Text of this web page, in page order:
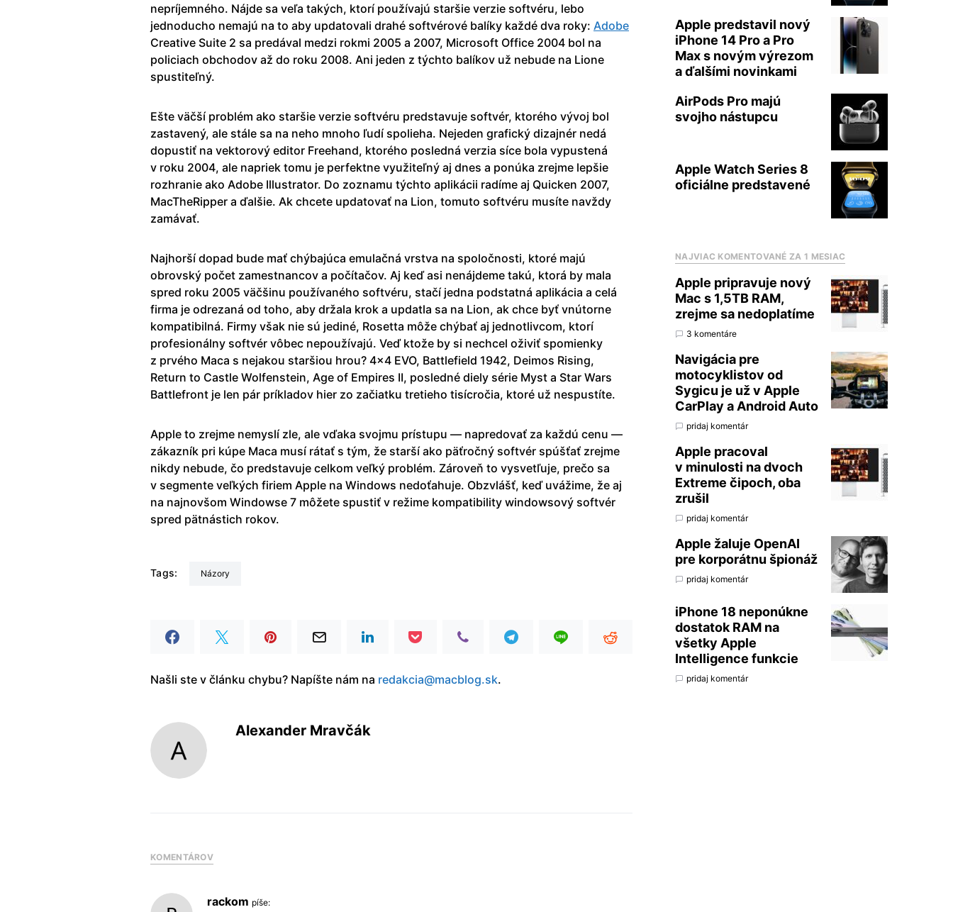
nepríjemného. Nájde sa veľa takých, ktorí používajú staršie verzie softvéru, lebo
jednoducho nemajú na to aby updatovali drahé softvérové balíky každé dva roky: Adobe
Creative Suite 2 sa predával medzi rokmi 2005 a 2007, Microsoft Office 2004 bol na
policiach obchodov až do roku 2008. Ani jeden z týchto balíkov už nebude na Lione
spustiteľný.
Ešte väčší problém ako staršie verzie softvéru predstavuje softvér, ktorého vývoj bol
zastavený, ale stále sa na neho mnoho ľudí spolieha. Nejeden grafický dizajnér nedá
dopustiť na vektorový editor Freehand, ktorého posledná verzia síce bola vypustená
v roku 2004, ale napriek tomu je perfektne využiteľný aj dnes a ponúka zrejme lepšie
rozhranie ako Adobe Illustrator. Do zoznamu týchto aplikácii radíme aj Quicken 2007,
MacTheRipper a ďalšie. Ak chcete updatovať na Lion, tomuto softvéru musíte navždy
zamávať.
Najhorší dopad bude mať chýbajúca emulačná vrstva na spoločnosti, ktoré majú
obrovský počet zamestnancov a počítačov. Aj keď asi nenájdeme takú, ktorá by mala
spred roku 2005 väčšinu používaného softvéru, stačí jedna podstatná aplikácia a celá
firma je odrezaná od toho, aby držala krok a updatla sa na Lion, ak chce byť vnútorne
kompatibilná. Firmy však nie sú jediné, Rosetta môže chýbať aj jednotlivcom, ktorí
profesionálny softvér vôbec nepoužívajú. Veď ktože by si nechcel oživiť spomienky
z prvého Maca s nejakou staršiou hrou? 4×4 EVO, Battlefield 1942, Deimos Rising,
Return to Castle Wolfenstein, Age of Empires II, posledné diely série Myst a Star Wars
Battlefront je len pár príkladov hier zo začiatku tretieho tisícročia, ktoré už nespustíte.
Apple to zrejme nemyslí zle, ale vďaka svojmu prístupu — napredovať za každú cenu —
zákazník pri kúpe Maca musí rátať s tým, že starší ako päťročný softvér spúšťať zrejme
nikdy nebude, čo predstavuje celkom veľký problém. Zároveň to vysvetľuje, prečo sa
v segmente veľkých firiem Apple na Windows nedoťahuje. Obzvlášť, keď uvážime, že aj
na najnovšom Windowse 7 môžete spustiť v režime kompatibility windowsový softvér
spred pätnástich rokov.
Tags: Názory
Našli ste v článku chybu? Napíšte nám na redakcia@macblog.sk.
Alexander Mravčák
KOMENTÁROV
rackom píše:
Apple predstavil nový
iPhone 14 Pro a Pro
Max s novým výrezom
a ďalšími novinkami
AirPods Pro majú
svojho nástupcu
Apple Watch Series 8
oficiálne predstavené
NAJVIAC KOMENTOVANÉ ZA 1 MESIAC
Apple pripravuje nový
Mac s 1,5TB RAM,
zrejme sa nedoplatíme
3 komentáre
Navigácia pre
motocyklistov od
Sygicu je už v Apple
CarPlay a Android Auto
pridaj komentár
Apple pracoval
v minulosti na dvoch
Extreme čipoch, oba
zrušil
pridaj komentár
Apple žaluje OpenAI
pre korporátnu špionáž
pridaj komentár
iPhone 18 neponúkne
dostatok RAM na
všetky Apple
Intelligence funkcie
pridaj komentár